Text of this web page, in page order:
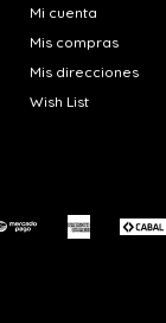
Mi cuenta
Mis compras
Mis direcciones
Wish List